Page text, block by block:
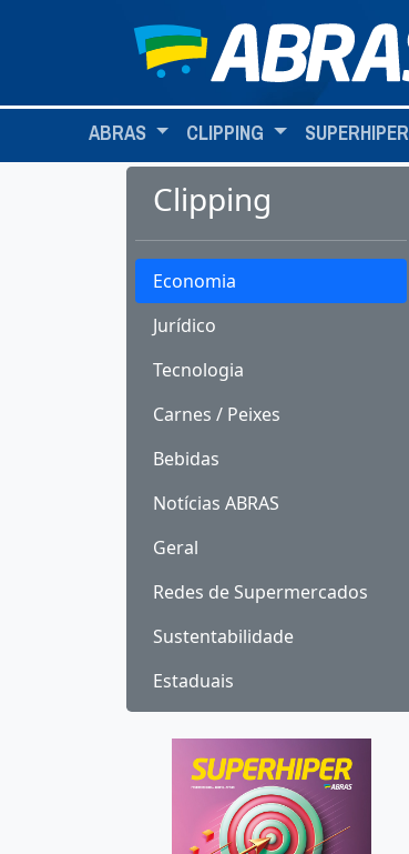
ABRAS CLIPPING SUPERHIPER
Clipping
Economia
Jurídico
Tecnologia
Carnes / Peixes
Bebidas
Notícias ABRAS
Geral
Redes de Supermercados
Sustentabilidade
Estaduais